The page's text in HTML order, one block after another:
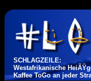
SCHLAGZEILE:
Westafrikanische
Kaffee ToGo an jeder